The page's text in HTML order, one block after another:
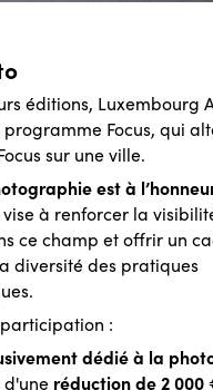
éditions, Luxembourg
Focus, qui
sur une ville.
est à
vise à renforcer la
ce champ et offrir un
diversité des pratiques
:
dédié à la
réduction de 2 000